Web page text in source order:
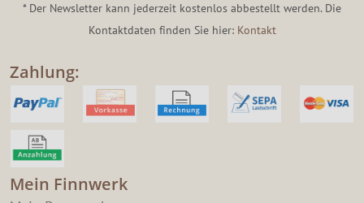
* Der Newsletter kann jederzeit kostenlos abbestellt werden. Die
Kontaktdaten finden Sie hier: Kontakt
Zahlung:
Mein Finnwerk